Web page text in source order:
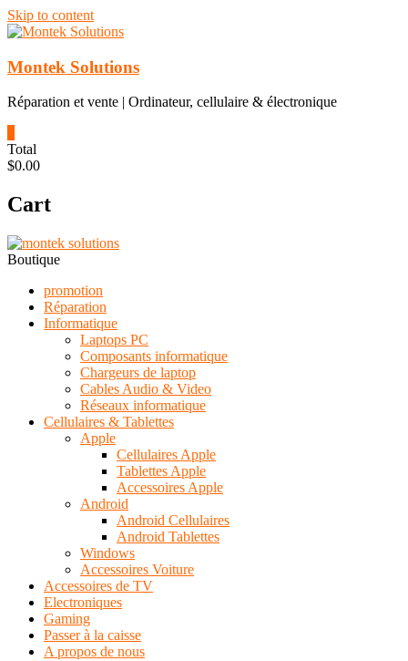
Skip to content
Montek Solutions
Réparation et vente | Ordinateur, cellulaire & électronique
Total
$0.00
Cart
Boutique
promotion
Réparation
Informatique
Laptops PC
Composants informatique
Chargeurs de laptop
Cables Audio & Video
Réseaux informatique
Cellulaires & Tablettes
Apple
Cellulaires Apple
Tablettes Apple
Accessoires Apple
Android
Android Cellulaires
Android Tablettes
Windows
Accessoires Voiture
Accessoires de TV
Electroniques
Gaming
Passer à la caisse
A propos de nous